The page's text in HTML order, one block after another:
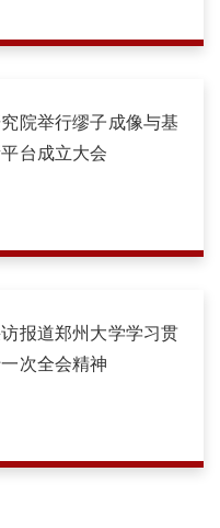
院举行缪子成像与基
台成立大会
报道郑州大学学习贯
次全会精神